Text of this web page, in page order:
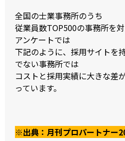
全国の士業事務所のうち
従業員数TOP500の事務所を
アンケートでは
下記のように、採用サイトを
でない事務所では
コストと採用実績に大きな差
っています。
※出典：月刊プロパートナー